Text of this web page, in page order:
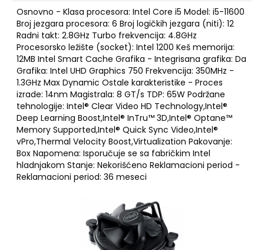
Osnovno - Klasa procesora: Intel Core i5 Model: i5-11600
Broj jezgara procesora: 6 Broj logičkih jezgara (niti): 12
Radni takt: 2.8GHz Turbo frekvencija: 4.8GHz
Procesorsko ležište (socket): Intel 1200 Keš memorija:
12MB Intel Smart Cache Grafika - Integrisana grafika: Da
Grafika: Intel UHD Graphics 750 Frekvencija: 350MHz -
1.3GHz Max Dynamic Ostale karakteristike - Proces
izrade: 14nm Magistrala: 8 GT/s TDP: 65W Podržane
tehnologije: Intel® Clear Video HD Technology,Intel®
Deep Learning Boost,Intel® InTru™ 3D,Intel® Optane™
Memory Supported,Intel® Quick Sync Video,Intel®
vPro,Thermal Velocity Boost,Virtualization Pakovanje:
Box Napomena: Isporučuje se sa fabričkim Intel
hladnjakom Stanje: Nekorišćeno Reklamacioni period -
Reklamacioni period: 36 meseci